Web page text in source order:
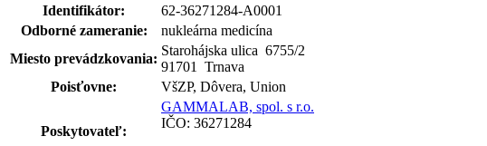
Identifikátor:
62-36271284-A0001
Odborné zameranie:
nukleárna medicína
Miesto prevádzkovania:
Starohájska ulica 6755/2
91701 Trnava
Poisťovne:
VšZP, Dôvera, Union
Poskytovateľ:
GAMMALAB, spol. s r.o.
IČO: 36271284